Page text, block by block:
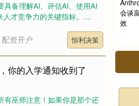
具备理解AI、评估AI、使用AI
才竞争力的关键指标。....
资开户 恒利决策
你的入学通知收到了
有巫师注意！如果你是那个还